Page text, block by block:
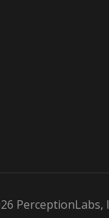
PerceptionLabs,